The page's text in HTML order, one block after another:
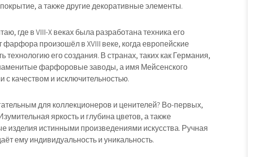
а также другие декоративные элементы.
где в VIII-X веках была разработана техника его
произошёл в XVIII веке, когда европейские
технологию его создания. В странах, таких как Германия,
фарфоровые заводы, а имя Мейсенского
качеством и исключительностью.
для коллекционеров и ценителей? Во-первых,
яркость и глубина цветов, а также
истинными произведениями искусства. Ручная
ему индивидуальность и уникальность.